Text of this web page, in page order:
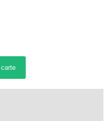
carte